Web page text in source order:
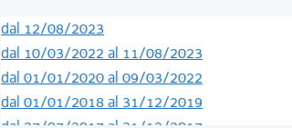
dal 12/08/2023
dal 10/03/2022 al 11/08/2023
dal 01/01/2020 al 09/03/2022
dal 01/01/2018 al 31/12/2019